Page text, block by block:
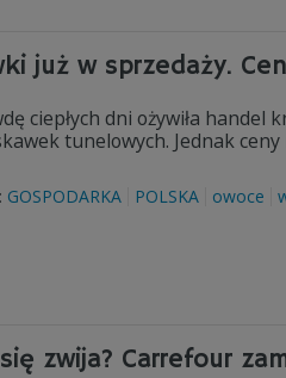
już w sprzedaży.
ciepłych dni ożywiła
tunelowych. Jednak
GOSPODARKA POLSKA owoce
zwija? Carrefour